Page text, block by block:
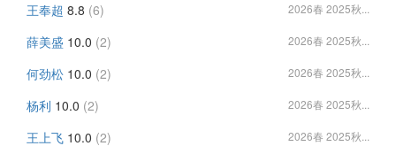
王奉超 8.8 (6) 2026春 2025秋...
薛美盛 10.0 (2) 2026春 2025秋...
何劲松 10.0 (2) 2026春 2025秋...
杨利 10.0 (2) 2026春 2025秋...
王上飞 10.0 (2) 2026春 2025秋...